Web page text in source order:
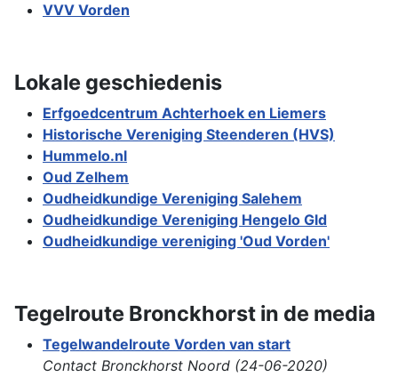
VVV Vorden
Lokale geschiedenis
Erfgoedcentrum Achterhoek en Liemers
Historische Vereniging Steenderen (HVS)
Hummelo.nl
Oud Zelhem
Oudheidkundige Vereniging Salehem
Oudheidkundige Vereniging Hengelo Gld
Oudheidkundige vereniging 'Oud Vorden'
Tegelroute Bronckhorst in de media
Tegelwandelroute Vorden van start
Contact Bronckhorst Noord (24-06-2020)